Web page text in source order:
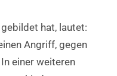
hat, lautet:
Angriff, gegen
einer weiteren